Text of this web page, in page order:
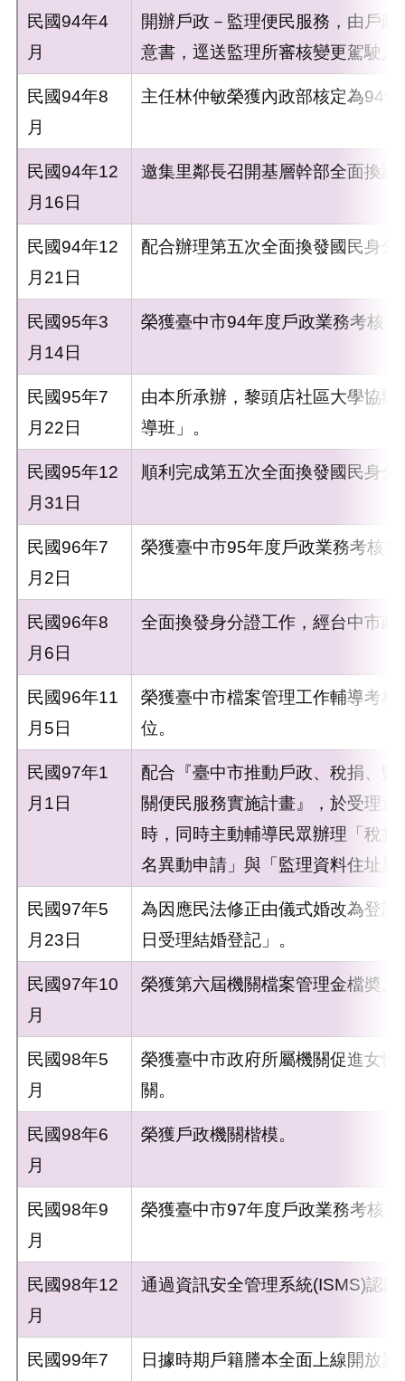
民國94年4
月
開辦戶政－監理便民服務，由戶
意書，逕送監理所審核變更駕駛人
民國94年8
月
主任林仲敏榮獲內政部核定為94
民國94年12
月16日
邀集里鄰長召開基層幹部全面換證
民國94年12
月21日
配合辦理第五次全面換發國民身分
民國95年3
月14日
榮獲臺中市94年度戶政業務考核
民國95年7
月22日
由本所承辦，黎頭店社區大學協
導班」。
民國95年12
月31日
順利完成第五次全面換發國民身分
民國96年7
月2日
榮獲臺中市95年度戶政業務考核
民國96年8
月6日
全面換發身分證工作，經台中市政
民國96年11
月5日
榮獲臺中市檔案管理工作輔導考核
位。
民國97年1
月1日
配合『臺中市推動戶政、稅捐、監
關便民服務實施計畫』，於受理
時，同時主動輔導民眾辦理「稅
名異動申請」與「監理資料住址異
民國97年5
月23日
為因應民法修正由儀式婚改為登記
日受理結婚登記」。
民國97年10
月
榮獲第六屆機關檔案管理金檔奬。
民國98年5
月
榮獲臺中市政府所屬機關促進女性
關。
民國98年6
月
榮獲戶政機關楷模。
民國98年9
月
榮獲臺中市97年度戶政業務考核
民國98年12
月
通過資訊安全管理系統(ISMS)認證
民國99年7
日據時期戶籍謄本全面上線開放異